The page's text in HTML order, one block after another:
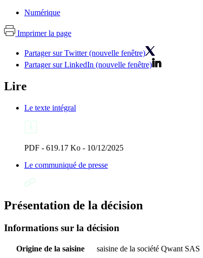
Numérique
Imprimer la page
Partager sur Twitter (nouvelle fenêtre)
Partager sur LinkedIn (nouvelle fenêtre)
Lire
Le texte intégral
PDF - 619.17 Ko - 10/12/2025
Le communiqué de presse
Présentation de la décision
Informations sur la décision
Origine de la saisine saisine de la société Qwant SAS